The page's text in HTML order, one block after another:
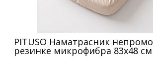
PITUSO Наматрасник
резинке микрофибра 83х48 см